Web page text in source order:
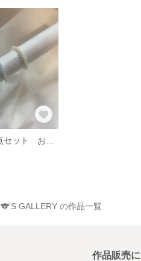
🐨'S GALLERY の作品一覧
作品販売